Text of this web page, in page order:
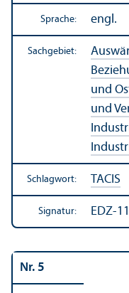
Sprache: engl.
Sachgebiet:
und
und
Schlagwort: TACIS
Signatur: EDZ-
Nr. 5